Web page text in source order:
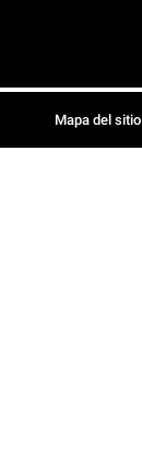
Mapa del sitio